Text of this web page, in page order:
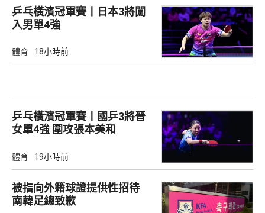
乒乓橫濱冠軍賽丨日本3將闖
入男單4強
體育 18小時前
乒乓橫濱冠軍賽丨國乒3將晉
女單4強 圍攻張本美和
體育 19小時前
被指向外籍球證提供性招待
南韓足總致歉